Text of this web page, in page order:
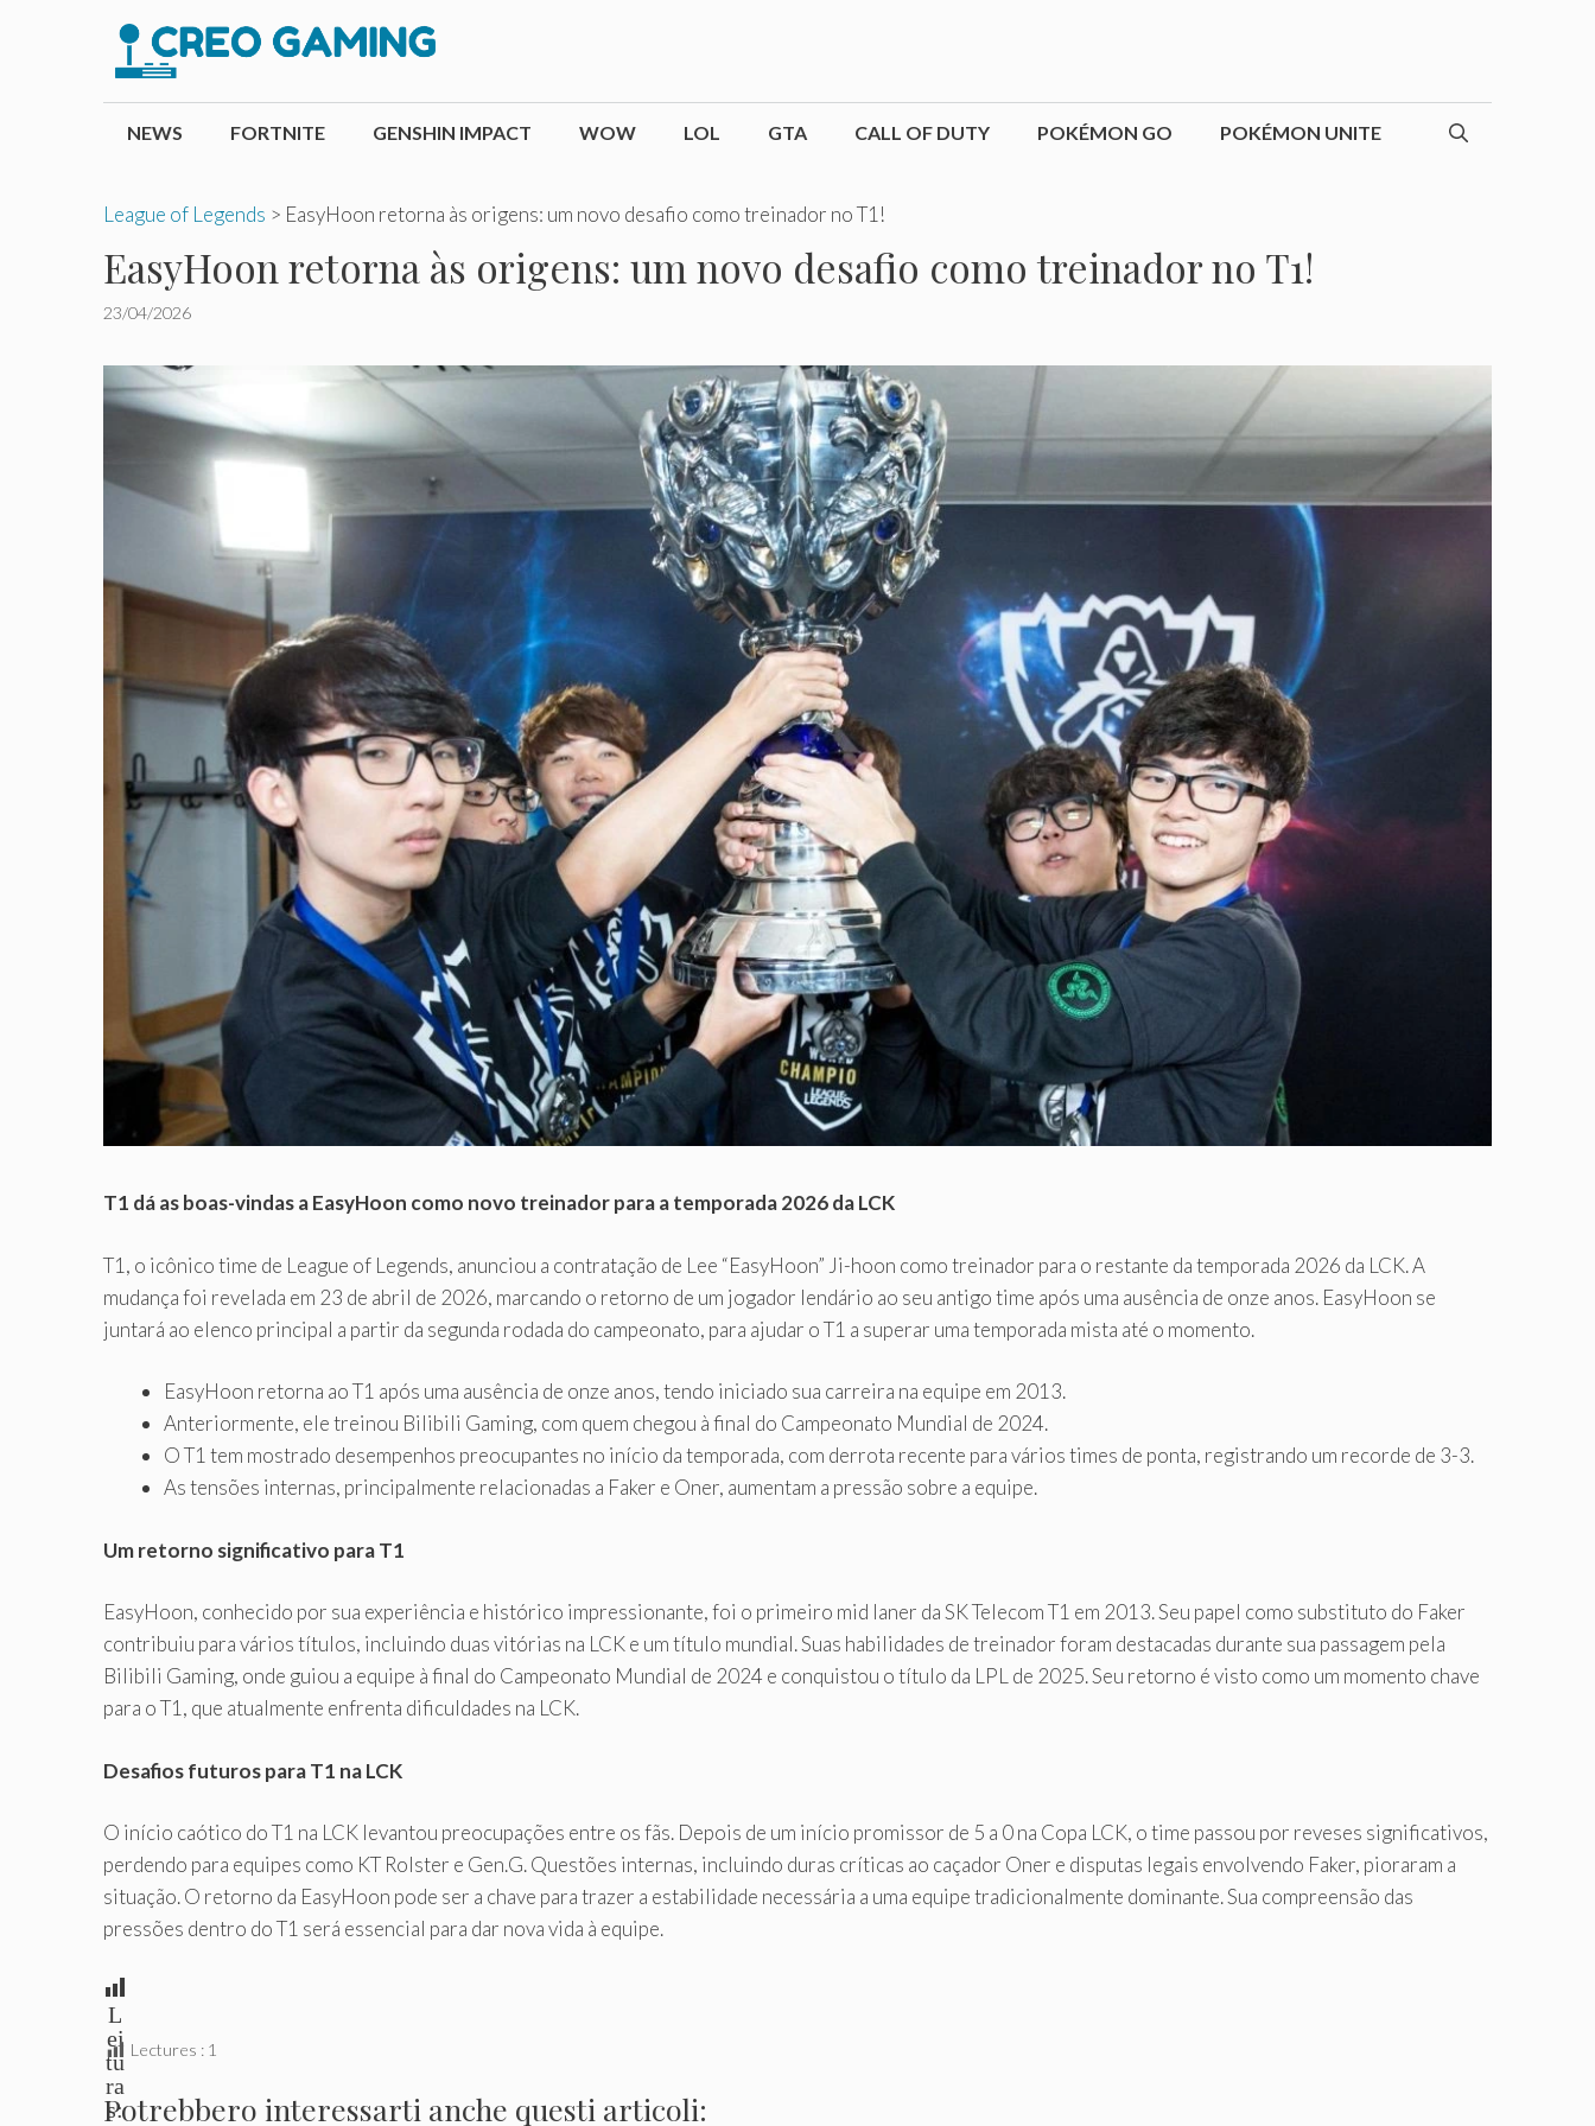
conteúdo
NEWS FORTNITE GENSHIN IMPACT WOW LOL GTA CALL OF DUTY POKÉMON GO POKÉMON UNITE
League of Legends > EasyHoon retorna às origens: um novo desafio como treinador no T1!
EasyHoon retorna às origens: um novo desafio como treinador no T1!
23/04/2026
T1 dá as boas-vindas a EasyHoon como novo treinador para a temporada 2026 da LCK
T1, o icônico time de League of Legends, anunciou a contratação de Lee “EasyHoon” Ji-hoon como treinador para o restante da temporada 2026 da LCK. A
mudança foi revelada em 23 de abril de 2026, marcando o retorno de um jogador lendário ao seu antigo time após uma ausência de onze anos. EasyHoon se
juntará ao elenco principal a partir da segunda rodada do campeonato, para ajudar o T1 a superar uma temporada mista até o momento.
EasyHoon retorna ao T1 após uma ausência de onze anos, tendo iniciado sua carreira na equipe em 2013.
Anteriormente, ele treinou Bilibili Gaming, com quem chegou à final do Campeonato Mundial de 2024.
O T1 tem mostrado desempenhos preocupantes no início da temporada, com derrota recente para vários times de ponta, registrando um recorde de 3-3.
As tensões internas, principalmente relacionadas a Faker e Oner, aumentam a pressão sobre a equipe.
Um retorno significativo para T1
EasyHoon, conhecido por sua experiência e histórico impressionante, foi o primeiro mid laner da SK Telecom T1 em 2013. Seu papel como substituto do Faker
contribuiu para vários títulos, incluindo duas vitórias na LCK e um título mundial. Suas habilidades de treinador foram destacadas durante sua passagem pela
Bilibili Gaming, onde guiou a equipe à final do Campeonato Mundial de 2024 e conquistou o título da LPL de 2025. Seu retorno é visto como um momento chave
para o T1, que atualmente enfrenta dificuldades na LCK.
Desafios futuros para T1 na LCK
O início caótico do T1 na LCK levantou preocupações entre os fãs. Depois de um início promissor de 5 a 0 na Copa LCK, o time passou por reveses significativos,
perdendo para equipes como KT Rolster e Gen.G. Questões internas, incluindo duras críticas ao caçador Oner e disputas legais envolvendo Faker, pioraram a
situação. O retorno da EasyHoon pode ser a chave para trazer a estabilidade necessária a uma equipe tradicionalmente dominante. Sua compreensão das
pressões dentro do T1 será essencial para dar nova vida à equipe.
L
ei
tu
ra
s:
Lectures : 1
Potrebbero interessarti anche questi articoli: